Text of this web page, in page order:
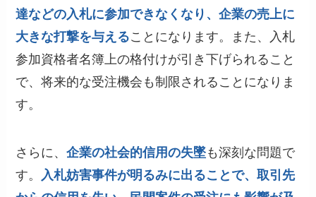
達などの入札に参加できなくなり、企業の売上に
大きな打撃を与えることになります。また、入札
参加資格者名簿上の格付けが引き下げられること
で、将来的な受注機会も制限されることになりま
す。
さらに、企業の社会的信用の失墜も深刻な問題で
す。 入札妨害事件が明るみに出ることで、取引先